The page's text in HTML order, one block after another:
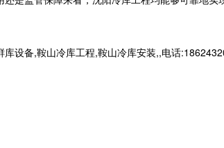
设备,鞍山冷库工程,鞍山冷库安装,,电话